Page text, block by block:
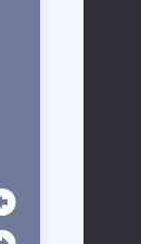
garer à Aix
c’est